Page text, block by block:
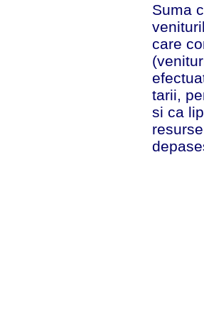
Suma
care
tarii,
si ca